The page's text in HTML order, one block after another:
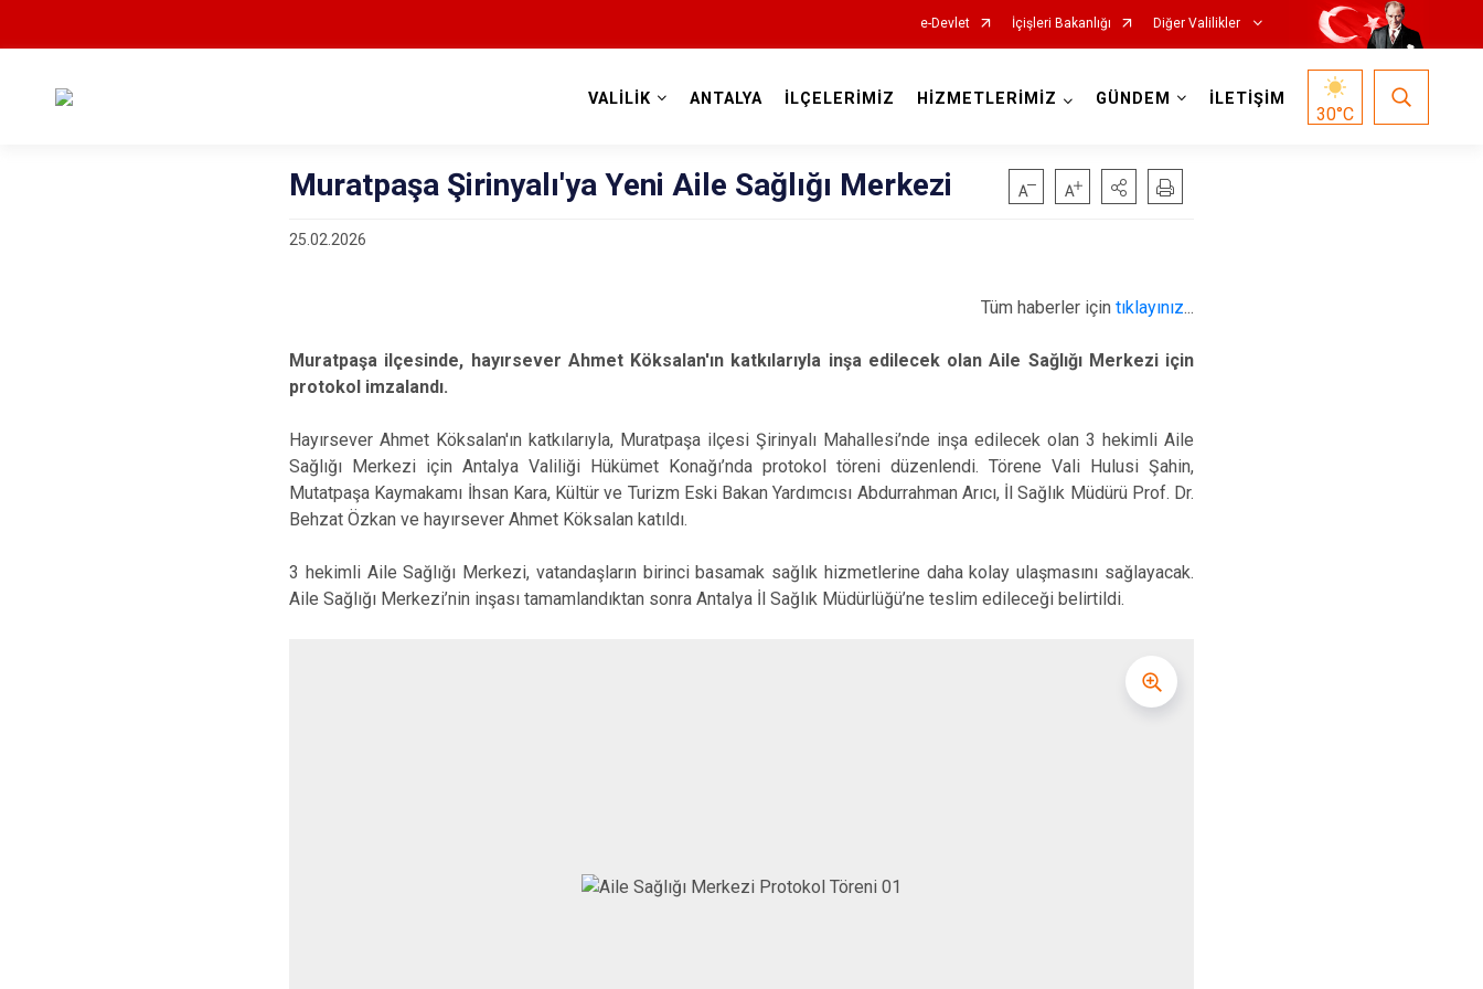
e-Devlet İçişleri Bakanlığı Diğer Valilikler
VALİLİK ANTALYA İLÇELERİMİZ HİZMETLERİMİZ GÜNDEM İLETİŞİM
30°C
Muratpaşa Şirinyalı'ya Yeni Aile Sağlığı Merkezi
25.02.2026
Tüm haberler için tıklayınız...
Muratpaşa ilçesinde, hayırsever Ahmet Köksalan'ın katkılarıyla inşa edilecek olan Aile Sağlığı Merkezi için
protokol imzalandı.
Hayırsever Ahmet Köksalan'ın katkılarıyla, Muratpaşa ilçesi Şirinyalı Mahallesi’nde inşa edilecek olan 3 hekimli Aile
Sağlığı Merkezi için Antalya Valiliği Hükümet Konağı’nda protokol töreni düzenlendi. Törene Vali Hulusi Şahin,
Mutatpaşa Kaymakamı İhsan Kara, Kültür ve Turizm Eski Bakan Yardımcısı Abdurrahman Arıcı, İl Sağlık Müdürü Prof. Dr.
Behzat Özkan ve hayırsever Ahmet Köksalan katıldı.
3 hekimli Aile Sağlığı Merkezi, vatandaşların birinci basamak sağlık hizmetlerine daha kolay ulaşmasını sağlayacak.
Aile Sağlığı Merkezi’nin inşası tamamlandıktan sonra Antalya İl Sağlık Müdürlüğü’ne teslim edileceği belirtildi.